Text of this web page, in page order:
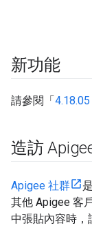
新功能
請參閱「
造訪
Apigee 社群
其他 Apigee 客
中張貼內容時，